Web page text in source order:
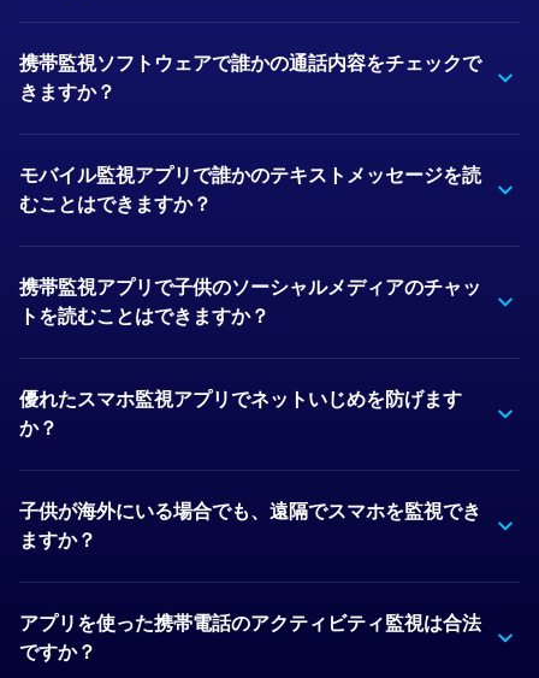
携帯監視ソフトウェアで誰かの通話内容をチェックで
きますか？
モバイル監視アプリで誰かのテキストメッセージを読
むことはできますか？
携帯監視アプリで子供のソーシャルメディアのチャッ
トを読むことはできますか？
優れたスマホ監視アプリでネットいじめを防げます
か？
子供が海外にいる場合でも、遠隔でスマホを監視でき
ますか？
アプリを使った携帯電話のアクティビティ監視は合法
ですか？